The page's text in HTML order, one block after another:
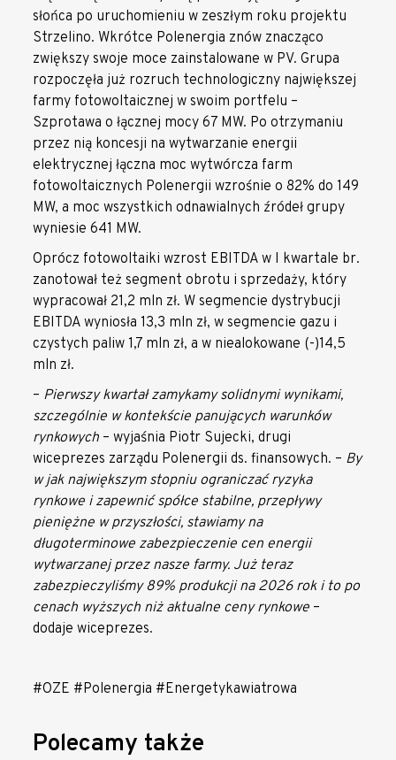
słońca po uruchomieniu w zeszłym roku projektu
Strzelino. Wkrótce Polenergia znów znacząco
zwiększy swoje moce zainstalowane w PV. Grupa
rozpoczęła już rozruch technologiczny największej
farmy fotowoltaicznej w swoim portfelu –
Szprotawa o łącznej mocy 67 MW. Po otrzymaniu
przez nią koncesji na wytwarzanie energii
elektrycznej łączna moc wytwórcza farm
fotowoltaicznych Polenergii wzrośnie o 82% do 149
MW, a moc wszystkich odnawialnych źródeł grupy
wyniesie 641 MW.
Oprócz fotowoltaiki wzrost EBITDA w I kwartale br.
zanotował też segment obrotu i sprzedaży, który
wypracował 21,2 mln zł. W segmencie dystrybucji
EBITDA wyniosła 13,3 mln zł, w segmencie gazu i
czystych paliw 1,7 mln zł, a w niealokowane (-)14,5
mln zł.
– Pierwszy kwartał zamykamy solidnymi wynikami,
szczególnie w kontekście panujących warunków
rynkowych – wyjaśnia Piotr Sujecki, drugi
wiceprezes zarządu Polenergii ds. finansowych. – By
w jak największym stopniu ograniczać ryzyka
rynkowe i zapewnić spółce stabilne, przepływy
pieniężne w przyszłości, stawiamy na
długoterminowe zabezpieczenie cen energii
wytwarzanej przez nasze farmy. Już teraz
zabezpieczyliśmy 89% produkcji na 2026 rok i to po
cenach wyższych niż aktualne ceny rynkowe –
dodaje wiceprezes.
#OZE #Polenergia #Energetykawiatrowa
Polecamy także